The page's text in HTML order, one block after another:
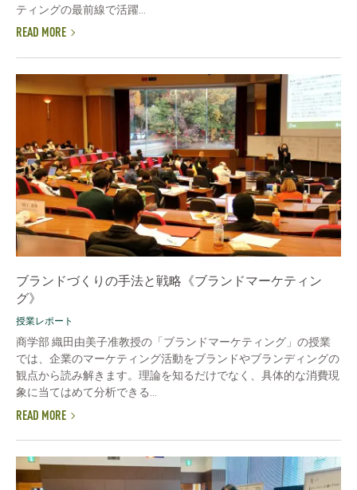
ティングの最前線で活躍...
READ MORE
ブランドづくりの手法と戦略《ブランドマーケティン
グ》
授業レポート
商学部 織田由美子准教授の「ブランドマーケティング」の授業
では、企業のマーケティング活動をブランドやブランディングの
観点から読み解きます。理論を知るだけでなく、具体的な消費現
象に当てはめて分析できる...
READ MORE